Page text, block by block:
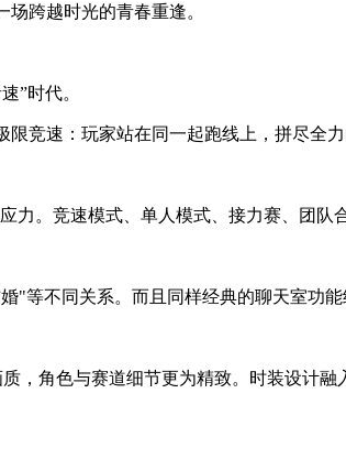
跨越时光的青春重逢。
”时代。
竞速：玩家站在同一起跑线上，拼尽全
力。竞速模式、单人模式、接力赛、团
等不同关系。而且同样经典的聊天室功
，角色与赛道细节更为精致。时装设计